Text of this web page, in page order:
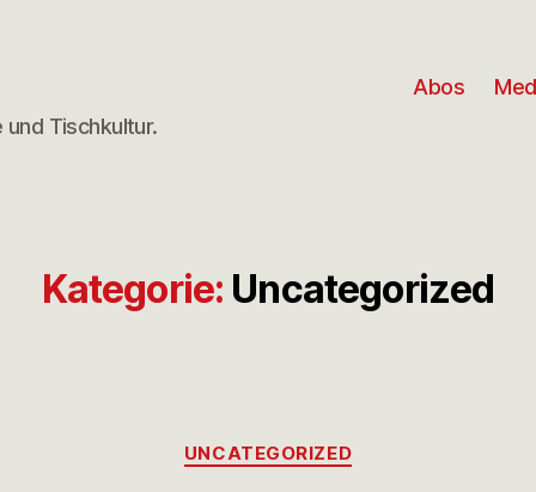
und Tischkultur.
Abos
Kategorie: Uncategorized
UNCATEGORIZED